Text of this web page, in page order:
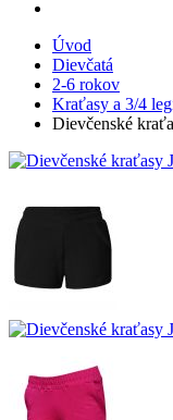
Úvod
Dievčatá
2-6 rokov
Kraťasy a 3/4
Dievčenské